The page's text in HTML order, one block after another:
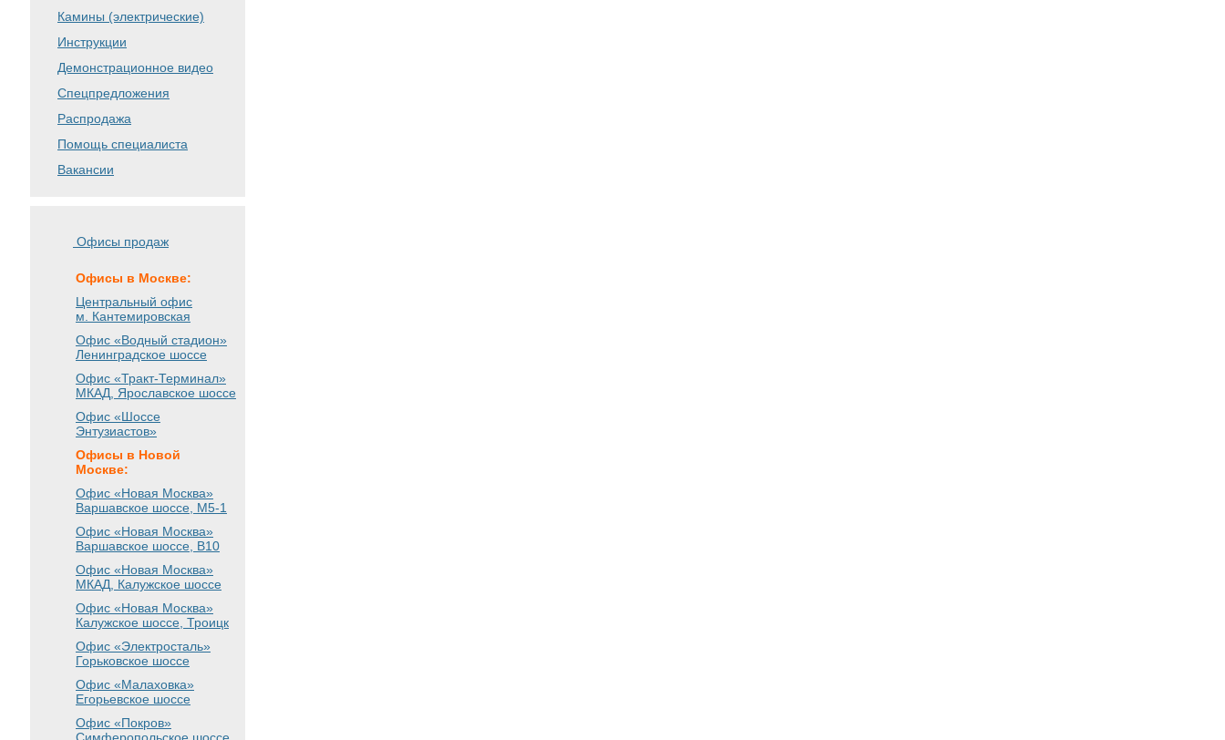
Камины (электрические)
Инструкции
Демонстрационное видео
Спецпредложения
Распродажа
Помощь специалиста
Вакансии
Офисы продаж
Офисы в Москве:
Центральный офис
м. Кантемировская
Офис «Водный стадион»
Ленинградское шоссе
Офис «Тракт-Терминал»
МКАД, Ярославское шоссе
Офис «Шоссе
Энтузиастов»
Офисы в Новой
Москве:
Офис «Новая Москва»
Варшавское шоссе , М5-1
Офис «Новая Москва»
Варшавское шоссе , B10
Офис «Новая Москва»
МКАД, Калужское шоссе
Офис «Новая Москва»
Калужское шоссе, Троицк
Офис «Электросталь»
Горьковское шоссе
Офис «Малаховка»
Егорьевское шоссе
Офис «Покров»